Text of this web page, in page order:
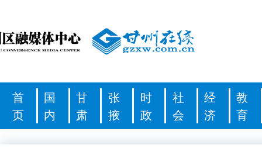
首
页
国
内
甘
肃
张
掖
时
政
社
会
经
济
教
育